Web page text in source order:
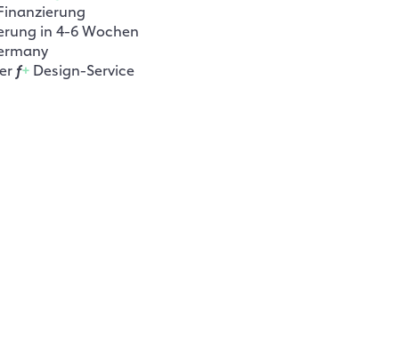
in 4-6 Wochen
f+Design-Service